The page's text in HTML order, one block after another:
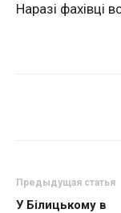
Наразі фахівці
Предыдущая статья
У Білицькому в